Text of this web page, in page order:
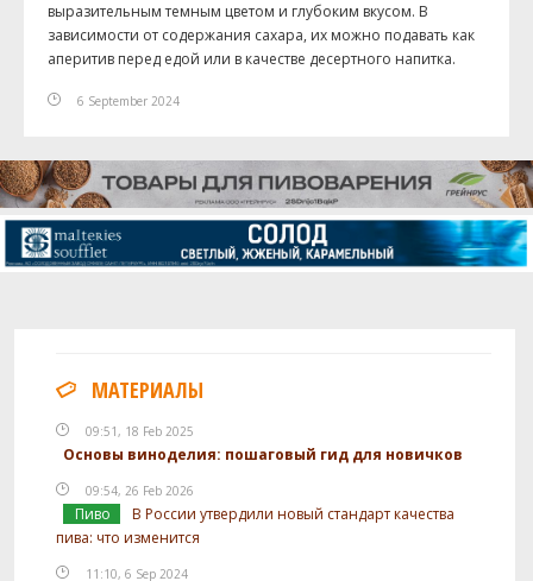
выразительным темным цветом и глубоким вкусом. В
зависимости от содержания сахара, их можно подавать как
аперитив перед едой или в качестве десертного напитка.
6 September 2024
МАТЕРИАЛЫ
09:51, 18 Feb 2025
Основы виноделия: пошаговый гид для новичков
09:54, 26 Feb 2026
Пиво
В России утвердили новый стандарт качества
пива: что изменится
11:10, 6 Sep 2024